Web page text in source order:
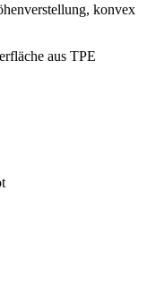
konvex
aus TPE